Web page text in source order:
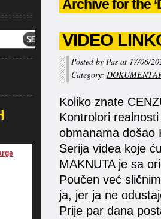
Archive for the
VIDEO
Posted by Pas at 17/06/
Category:
Koliko znate
Kontrolori
obmanama došao
Serija videa koje
MAKNUTA je sa
Poučen već
ja, jer ja ne
Prije par dana